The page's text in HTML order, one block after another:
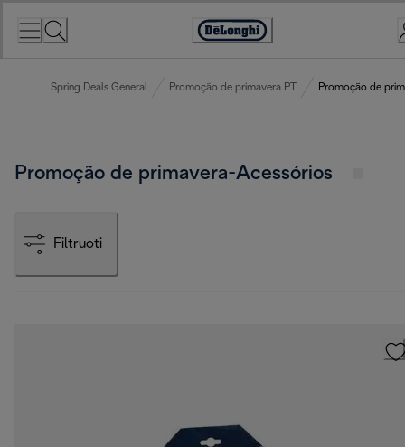
Accessibility
Spring Deals General Promoção de primavera PT Promoção de
Promoção de primavera-Acessórios
Filtruoti